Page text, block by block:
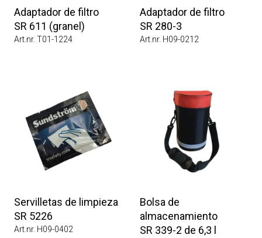
Adaptador de filtro
SR 611 (granel)
Art.nr. T01-1224
Adaptador de filtro
SR 280-3
Art.nr. H09-0212
Servilletas de limpieza
SR 5226
Art.nr. H09-0402
Bolsa de
almacenamiento
SR 339-2 de 6,3 l